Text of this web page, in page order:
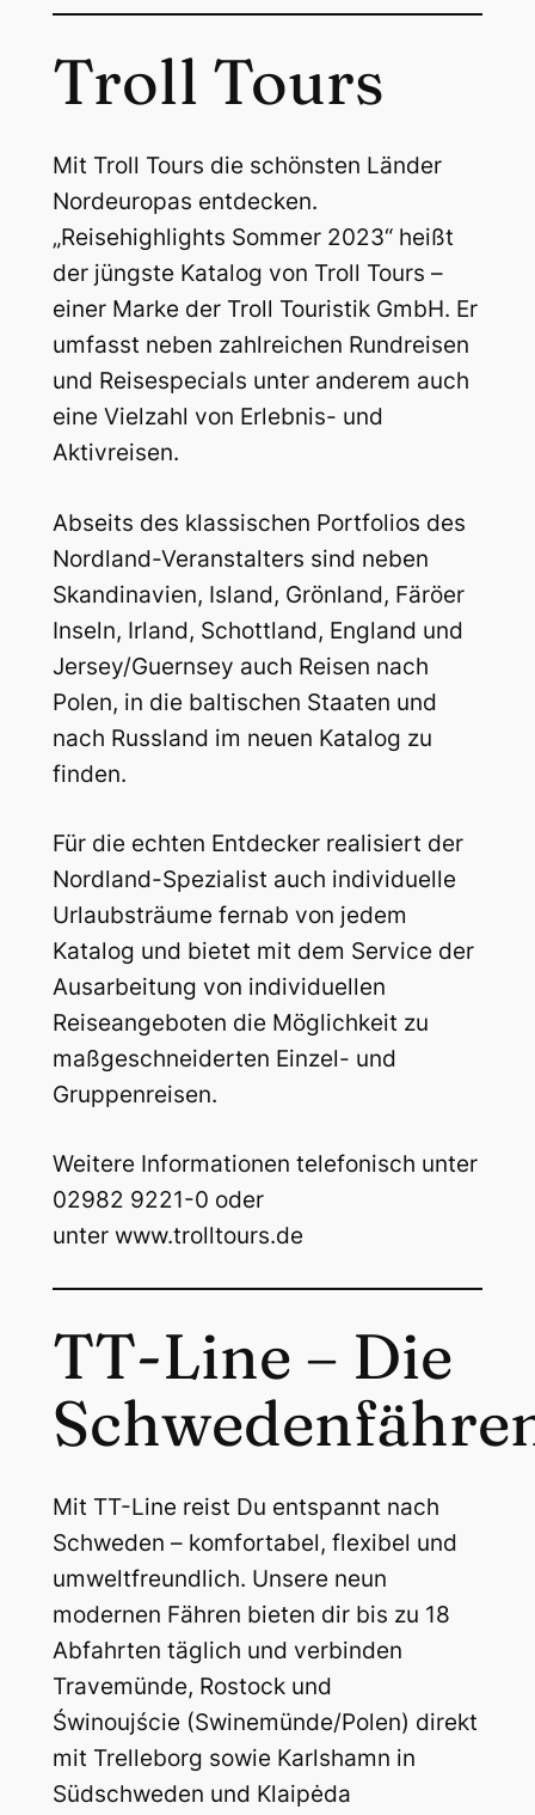
Troll Tours
Mit Troll Tours die schönsten Länder
Nordeuropas entdecken.
„Reisehighlights Sommer 2023“ heißt
der jüngste Katalog von Troll Tours –
einer Marke der Troll Touristik GmbH. Er
umfasst neben zahlreichen Rundreisen
und Reisespecials unter anderem auch
eine Vielzahl von Erlebnis- und
Aktivreisen.
Abseits des klassischen Portfolios des
Nordland-Veranstalters sind neben
Skandinavien, Island, Grönland, Färöer
Inseln, Irland, Schottland, England und
Jersey/Guernsey auch Reisen nach
Polen, in die baltischen Staaten und
nach Russland im neuen Katalog zu
finden.
Für die echten Entdecker realisiert der
Nordland-Spezialist auch individuelle
Urlaubsträume fernab von jedem
Katalog und bietet mit dem Service der
Ausarbeitung von individuellen
Reiseangeboten die Möglichkeit zu
maßgeschneiderten Einzel- und
Gruppenreisen.
Weitere Informationen telefonisch unter
02982 9221-0 oder
unter www.trolltours.de
TT-Line – Die
Mit TT-Line reist Du entspannt nach
Schweden – komfortabel, flexibel und
umweltfreundlich. Unsere neun
modernen Fähren bieten dir bis zu 18
Abfahrten täglich und verbinden
Travemünde, Rostock und
Świnoujście (Swinemünde/Polen) direkt
mit Trelleborg sowie Karlshamn in
Südschweden und Klaipėda